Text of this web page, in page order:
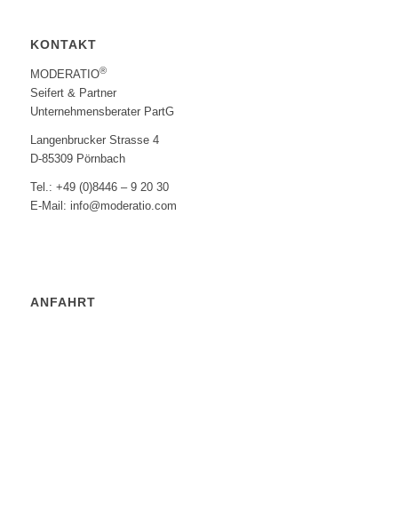
KONTAKT
MODERATIO®
Seifert & Partner
Unternehmensberater PartG
Langenbrucker Strasse 4
D-85309 Pörnbach
Tel.: +49 (0)8446 – 9 20 30
E-Mail: info@moderatio.com
ANFAHRT